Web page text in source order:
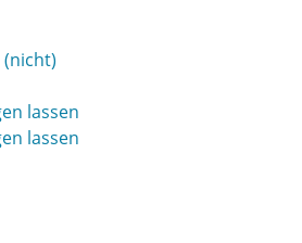
lassen
lassen